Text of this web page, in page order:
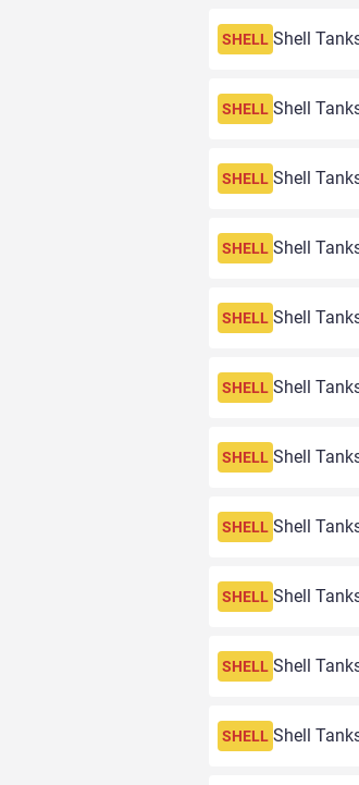
SHELL Shell
SHELL Shell
SHELL Shell
SHELL Shell
SHELL Shell
SHELL Shell
SHELL Shell
SHELL Shell
SHELL Shell
SHELL Shell
SHELL Shell